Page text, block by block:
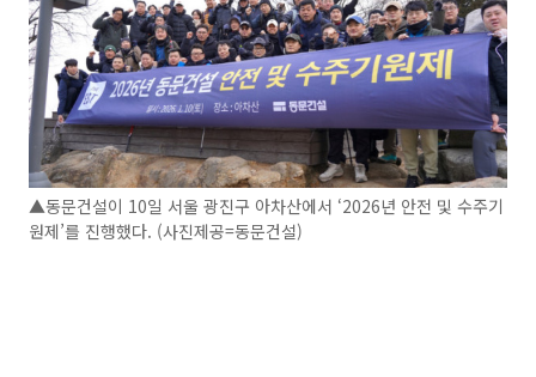
▲동문건설이 10일 서울 광진구 아차산에서 ‘2026년 안전 및 수주기
원제’를 진행했다. (사진제공=동문건설)